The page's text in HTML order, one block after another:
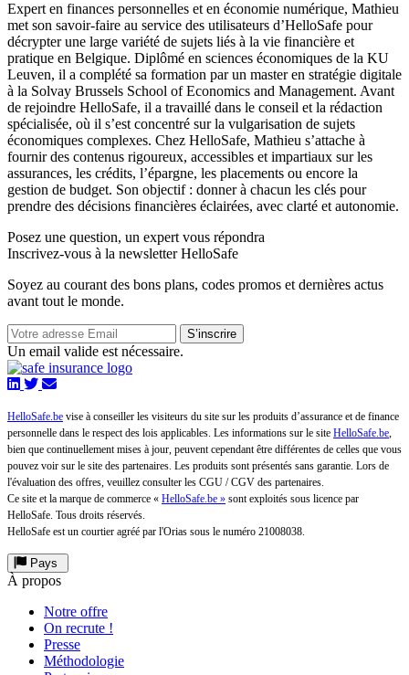
Expert en finances personnelles et en économie numérique, Mathieu
met son savoir-faire au service des utilisateurs d’HelloSafe pour
décrypter une large variété de sujets liés à la vie financière et
pratique en Belgique. Diplômé en sciences économiques de la KU
Leuven, il a complété sa formation par un master en stratégie digitale
à la Solvay Brussels School of Economics and Management. Avant
de rejoindre HelloSafe, il a travaillé dans le conseil et la rédaction
spécialisée, où il s’est concentré sur la vulgarisation de sujets
économiques complexes. Chez HelloSafe, Mathieu s’attache à
fournir des contenus rigoureux, accessibles et impartiaux sur les
assurances, les crédits, l’épargne, les placements ou encore la
gestion de budget. Son objectif : donner à chacun les clés pour
prendre des décisions financières éclairées, avec clarté et autonomie.
Posez une question, un expert vous répondra
Inscrivez-vous à la newsletter HelloSafe
Soyez au courant des bons plans, codes promos et dernières actus
avant tout le monde.
S’inscrire
Un email valide est nécessaire.
HelloSafe.be vise à conseiller les visiteurs du site sur les produits d’assurance et de finance
personnelle dans le respect des lois applicables. Les informations sur le site HelloSafe.be,
bien que continuellement mises à jour, peuvent cependant être différentes de celles que vous
pouvez voir sur le site des partenaires. Les produits sont présentés sans garantie. Lors de
l'évaluation des offres, veuillez consulter les CGU / CGV des partenaires.
Ce site et la marque de commerce « HelloSafe.be » sont exploités sous licence par
HelloSafe. Tous droits réservés.
HelloSafe est un courtier agréé par l'Orias sous le numéro 21008038.
Pays
À propos
Notre offre
On recrute !
Presse
Méthodologie